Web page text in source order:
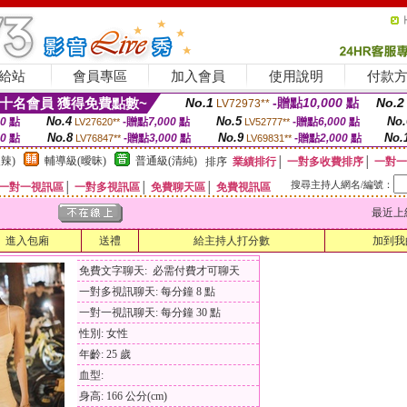
站 會員專區 加入會員 使用說明 付款
名會員 獲得免費點數~ No.1 LV72973** -贈點10,000 點 No.2
點 No.4 LV27620** -贈點7,000點 No.5 LV52777** -贈點6,000點
點 No.8 LV76847** -贈點3,000 點 No.9 LV69831** -贈點2,000點
) 輔導級(曖昧) 普通級(清純) 排序 業績排行│ 一對多收費排序
一對
對一視訊區
一對多視訊區 免費聊天區 免費視訊區 搜尋主持人網名/編號：
最近上
進入包廂 送禮 給主持人打分數 加到
免費文字聊天: 必需付費才可聊天
一對多視訊聊天: 每分鐘 8 點
一對一視訊聊天: 每分鐘 30 點
性別: 女性
年齡: 25 歲
血型:
身高: 166 公分(cm)